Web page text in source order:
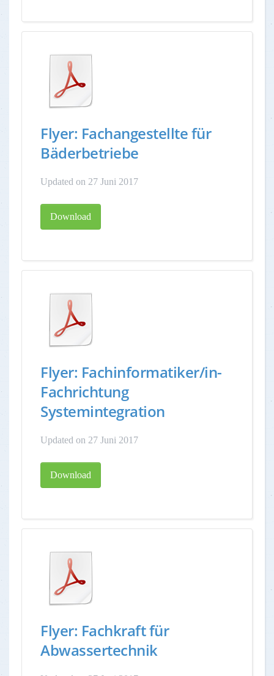
Flyer: Fachangestellte für
Bäderbetriebe
Updated on 27 Juni 2017
Download
Flyer: Fachinformatiker/in-
Fachrichtung
Systemintegration
Updated on 27 Juni 2017
Download
Flyer: Fachkraft für
Abwassertechnik